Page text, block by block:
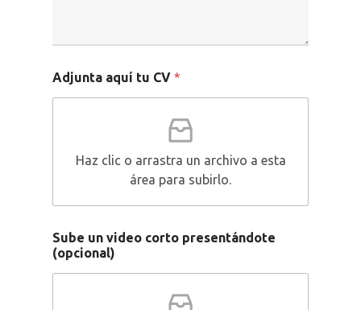
Adjunta aquí tu CV*
Haz clic o arrastra un archivo a esta
área para subirlo.
Sube un video corto presentándote
(opcional)